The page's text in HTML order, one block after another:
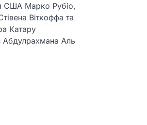
США Марко Рубіо,
Віткоффа та
Катару
Аль